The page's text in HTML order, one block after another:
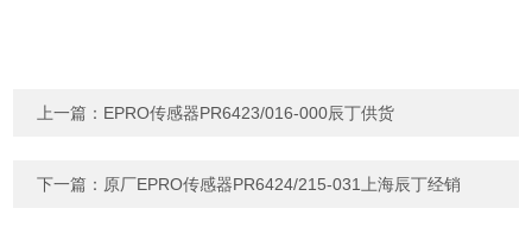
上一篇： EPRO传感器PR6423/016-000辰丁供货
下一篇： 原厂EPRO传感器PR6424/215-031上海辰丁经销